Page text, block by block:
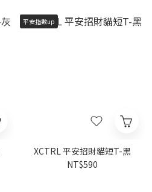
平安指數up
XCTRL 平安招財貓短T-黑
NT$590